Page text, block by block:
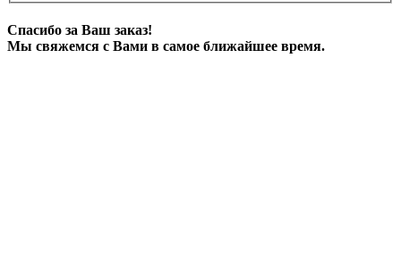
Спасибо за Ваш заказ!
Мы свяжемся с Вами в самое ближайшее время.